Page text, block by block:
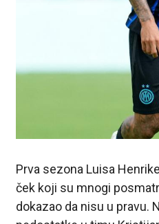
Prva sezona Luisa
ček koji su mnogi
dokazao da nisu u pravu.